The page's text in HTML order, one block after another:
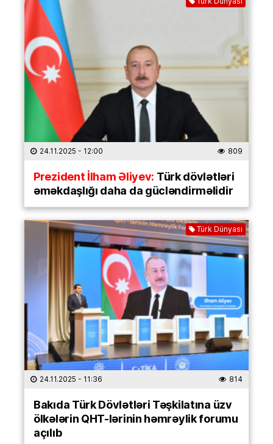
24.11.2025 - 12:00 809
Prezident İlham Əliyev: Türk dövlətləri
əməkdaşlığı daha da gücləndirməlidir
Türk Dünyası
24.11.2025 - 11:36 814
Bakıda Türk Dövlətləri Təşkilatına üzv
ölkələrin QHT-lərinin həmrəylik forumu
açılıb